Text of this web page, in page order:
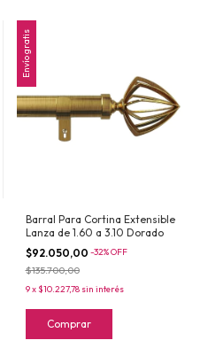
Envío gratis
Barral Para Cortina Extensible
Lanza de 1.60 a 3.10 Dorado
$92.050,00 -32%OFF
$135.700,00
9x$10.227,78 sin interés
Comprar